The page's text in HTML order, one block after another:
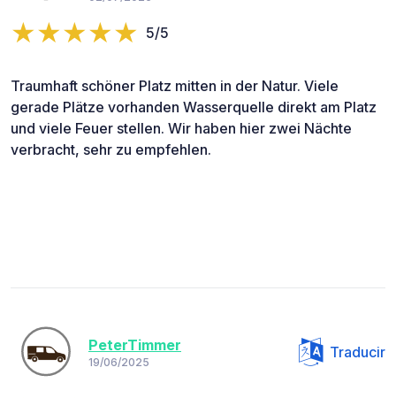
5/5
Traumhaft schöner Platz mitten in der Natur. Viele
gerade Plätze vorhanden Wasserquelle direkt am Platz
und viele Feuer stellen. Wir haben hier zwei Nächte
verbracht, sehr zu empfehlen.
PeterTimmer
19/06/2025
Traducir